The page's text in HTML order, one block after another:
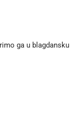
ga u blagdansku